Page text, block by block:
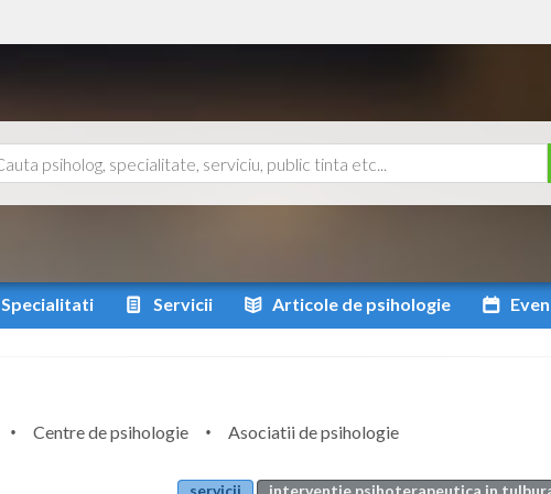
Specialitati Servicii Articole de psihologie
Centre de psihologie
Asociatii de psihologie
servicii
interventie psihoterapeutica in